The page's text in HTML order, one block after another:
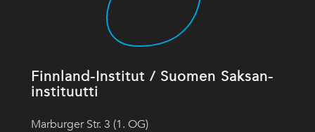
Finnland-Institut / Suomen Saksan-
instituutti
Marburger Str. 3 (1. OG)